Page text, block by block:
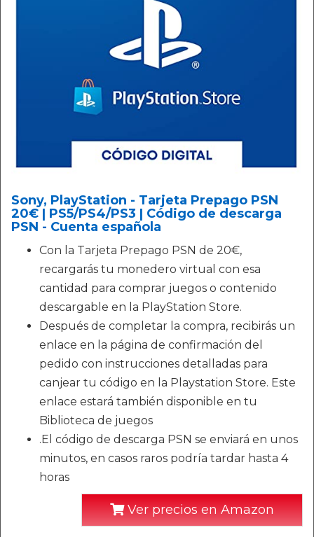
Sony, PlayStation - Tarjeta Prepago PSN
20€ | PS5/PS4/PS3 | Código de descarga
PSN - Cuenta española
Con la Tarjeta Prepago PSN de 20€,
recargarás tu monedero virtual con esa
cantidad para comprar juegos o contenido
descargable en la PlayStation Store.
Después de completar la compra, recibirás un
enlace en la página de confirmación del
pedido con instrucciones detalladas para
canjear tu código en la Playstation Store. Este
enlace estará también disponible en tu
Biblioteca de juegos
.El código de descarga PSN se enviará en unos
minutos, en casos raros podría tardar hasta 4
horas
Ver precios en Amazon